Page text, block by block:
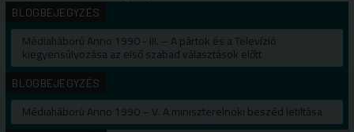
BLOGBEJEGYZÉS
Médiaháború Anno 1990 - III. – A pártok és a Televízió
kiegyensúlyozása az első szabad választások előtt
BLOGBEJEGYZÉS
Médiaháború Anno 1990 – V. A miniszterelnöki beszéd letiltása